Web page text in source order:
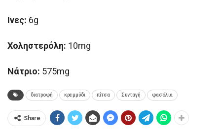
Iνες: 6g
Χοληστερόλη: 10mg
Νάτριο: 575mg
διατροφή κρεμμύδι πίτσα Συνταγή φασόλια
Share